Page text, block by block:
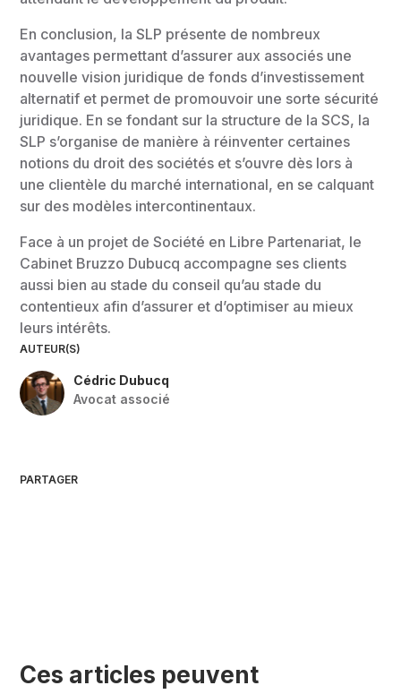
AUTEUR(S)
Cédric Dubucq
Avocat associé
PARTAGER
En conclusion, la SLP présente de nombreux
avantages permettant d’assurer aux associés une
nouvelle vision juridique de fonds d’investissement
alternatif et permet de promouvoir une sorte sécurité
juridique. En se fondant sur la structure de la SCS, la
SLP s’organise de manière à réinventer certaines
notions du droit des sociétés et s’ouvre dès lors à
une clientèle du marché international, en se calquant
sur des modèles intercontinentaux.
Face à un projet de Société en Libre Partenariat, le
Cabinet Bruzzo Dubucq accompagne ses clients
aussi bien au stade du conseil qu’au stade du
contentieux afin d’assurer et d’optimiser au mieux
leurs intérêts.
Ces articles peuvent